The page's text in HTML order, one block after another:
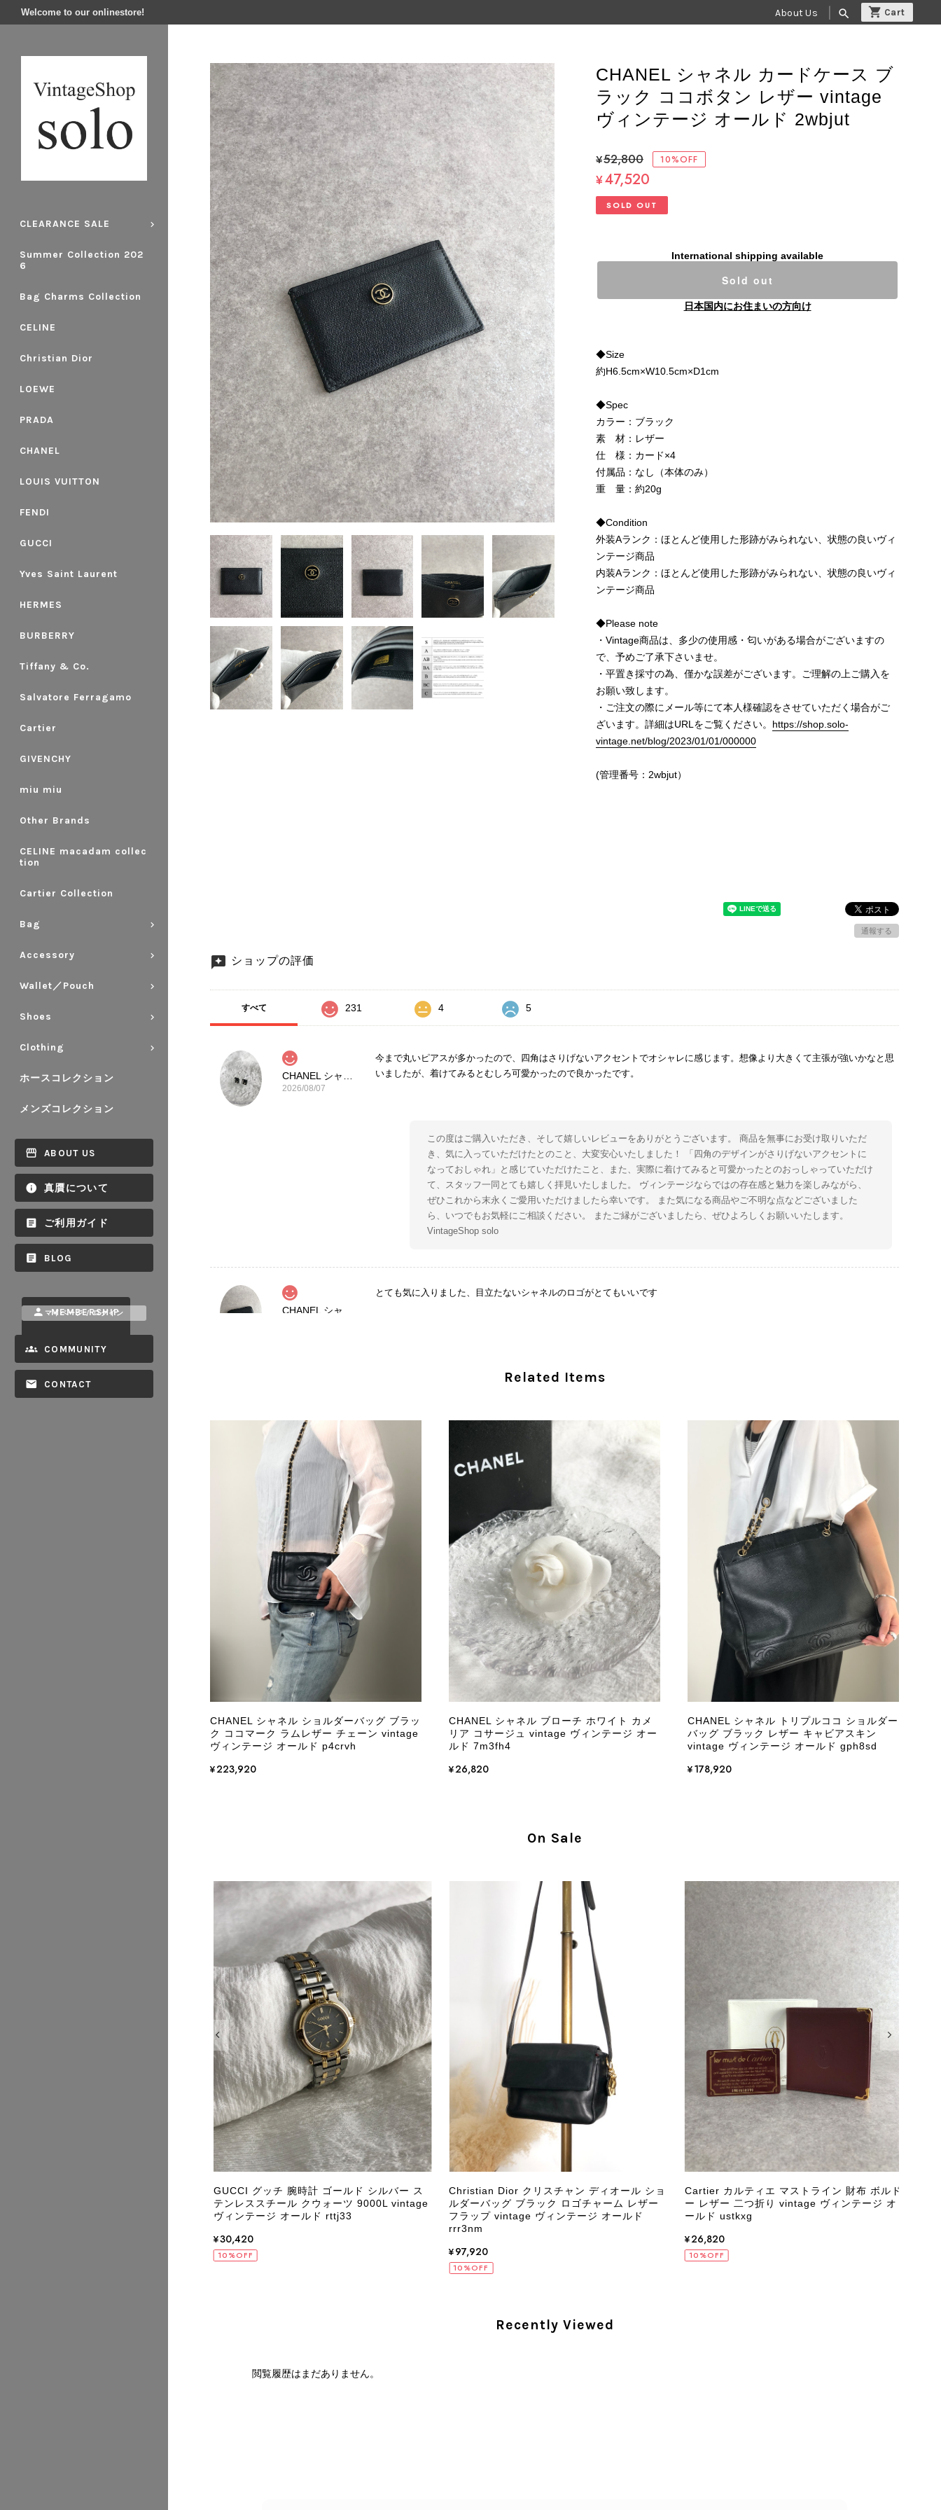
Welcome to our onlinestore! About Us search
CLEARANCE SALE
Summer Collection 202
6
Bag Charms Collection
CELINE
Christian Dior
LOEWE
PRADA
CHANEL
LOUIS VUITTON
FENDI
GUCCI
Yves Saint Laurent
HERMES
BURBERRY
Tiffany & Co.
Salvatore Ferragamo
Cartier
GIVENCHY
miu miu
Other Brands
CELINE macadam collec
tion
Cartier Collection
Bag
Accessory
Wallet／Pouch
Shoes
Clothing
ホースコレクション
メンズコレクション
ABOUT US
真贋について
ご利用ガイド
BLOG
MEMBERSHIP
マイページ / ログイン
COMMUNITY
CONTACT
CHANEL シャネル カードケース ブ
ラック ココボタン レザー vintage
ヴィンテージ オールド 2wbjut
¥52,800 10%OFF
¥47,520
SOLD OUT
International shipping available
Sold out
日本国内にお住まいの方向け
◆Size
約H6.5cm×W10.5cm×D1cm
◆Spec
カラー：ブラック
素 材：レザー
仕 様：カード×4
付属品：なし（本体のみ）
重 量：約20g
◆Condition
外装Aランク：ほとんど使用した形跡がみられない、状態の良いヴィ
ンテージ商品
内装Aランク：ほとんど使用した形跡がみられない、状態の良いヴィ
ンテージ商品
◆Please note
・Vintage商品は、多少の使用感・匂いがある場合がございますの
で、予めご了承下さいませ。
・平置き採寸の為、僅かな誤差がございます。ご理解の上ご購入を
お願い致します。
・ご注文の際にメール等にて本人様確認をさせていただく場合がご
ざいます。詳細はURLをご覧ください。 https://shop.solo-
vintage.net/blog/2023/01/01/000000
(管理番号：2wbjut）
通報する
ショップの評価
すべて 231 4 5
2026/08/07
今まで丸いピアスが多かったので、四角はさりげないアクセントでオシャレに感じます。想像より大きくて主張が強いかなと思
いましたが、着けてみるとむしろ可愛かったので良かったです。
この度はご購入いただき、そして嬉しいレビューをありがとうございます。 商品を無事にお受け取りいただ
き、気に入っていただけたとのこと、大変安心いたしました！ 「四角のデザインがさりげないアクセントに
なっておしゃれ」と感じていただけたこと、また、実際に着けてみると可愛かったとのおっしゃっていただけ
て、スタッフ一同とても嬉しく拝見いたしました。 ヴィンテージならではの存在感と魅力を楽しみながら、
ぜひこれから末永くご愛用いただけましたら幸いです。 また気になる商品やご不明な点などございました
ら、いつでもお気軽にご相談ください。 またご縁がございましたら、ぜひよろしくお願いいたします。
VintageShop solo
とても気に入りました、目立たないシャネルのロゴがとてもいいです
この度はご購入いただき、そして素敵なレビューをありがとうございます。 商品を無事にお受け取りいただ
ましたら幸いです。 また気になる商品やご不明な点などございましたら、いつでもお気軽にご相談くださ
い。 またご縁がございましたら、ぜひよろしくお願いいたします。 VintageShop solo
CELINE セリーヌ ブレスレット シルバー トリオンフ ホースビット SILVER925 vintage ヴィンテージ オールド 7f8hjn
2026/08/05
CELINE セリーヌ ショルダーバッグ ブラック ガンチーニ レザー 2way vintage ヴィンテージ オールド nifgs8
2026/08/01
外装内装ともにAランクの商品を購入しました。 しかし、実際に届いた商品は、写真には写っていない内側の蛇腹部分と全面ポ
ケットにカビがびっしりと生えていました。 とてもAランクとは思えない状態で、見た瞬間に気持ち悪さを感じ、とても使用で
きる状態ではありません。 ヴィンテージ品であることは理解しており、多少の経年劣化は承知のうえで購入しています。 しか
し、このような状態であれば、商品説明や掲載写真で事前に明記していただくべきだと思います。 実は以前こちらで購入した際
にも、写真には写っていない内側部分に目立つ汚れがありました。 そのときはたまたまだと思っていましたが、今回も掲載内容
だけでは判断できない状態の商品が届きとても残念です。 決して安い買い物ではなかったため、ショックも大きかったです。
私は今後こちらで購入することはないですが、同じような思いをする購入者が出ないよう、商品の状態をより正確に記載し、見
えない部分も含めて写真や説明で分かるよう改善していただきたいです。
この度は、楽しみにお待ちいただいた商品で、衛生面へのご不安を含め、残念な思いをおかけしましたこと、
心よりお詫び申し上げます。お受け取りになった際のお気持ちを思うと、大変心苦しく感じております。 今
回の商品につきましては、当店よりご連絡のうえ、返品・返金を含め、責任をもって対応してまいります。
確認された場合には、当店の検品時の見落としとして真摯に受け止め、検品方法と状態の伝え方を改めて見直
Salvatore Ferragamo サルヴァトーレ フェラガモ ショルダーバッグ ブラウン ガンチーニ スエード ワンショルダーバッグ vintage ヴィンテージ オールド dgh7fy
2026/07/30
商品が直ぐに届きました。思った以上に素敵なお品でした。またご縁が有りましたら宜しくお願い致します。
この度はご購入いただき、そして素敵なレビューをありがとうございます。 商品を無事にお受け取りいただ
き、また迅速にお届けできたとのこと、大変安心いたしました！ さらに、「思った以上に素敵なお品でし
た」とのお言葉をいただき、スタッフ一同とても嬉しく、何よりの励みになります。 ぜひこちらの商品を末
永くご愛用いただけましたら幸いです。 また気になる商品やご不明な点などございましたら、いつでもお気
軽にご相談ください。 またご縁がございましたら、ぜひよろしくお願いいたします。 VintageShop solo
PRADA プラダ VITELLO PHENIX ショルダーバッグ ブラウン ロゴ レザー 2WAY BL0805 vintage ヴィンテージ オールド 2rpjby
2026/07/23
Related Items
CHANEL シャネル ショルダーバッグ ブラッ
ク ココマーク ラムレザー チェーン vintage
ヴィンテージ オールド p4crvh
¥223,920
CHANEL シャネル ブローチ ホワイト カメ
リア コサージュ vintage ヴィンテージ オー
ルド 7m3fh4
¥26,820
CHANEL シャネル トリプルココ ショルダー
バッグ ブラック レザー キャビアスキン
vintage ヴィンテージ オールド gph8sd
¥178,920
On Sale
GUCCI グッチ 腕時計 ゴールド シルバー ス
テンレススチール クウォーツ 9000L vintage
ヴィンテージ オールド rttj33
¥30,420
10%OFF
Christian Dior クリスチャン ディオール ショ
ルダーバッグ ブラック ロゴチャーム レザー
フラップ vintage ヴィンテージ オールド
rrr3nm
¥97,920
10%OFF
Cartier カルティエ マストライン 財布 ボルド
ー レザー 二つ折り vintage ヴィンテージ オ
ールド ustkxg
¥26,820
10%OFF
Recently Viewed
閲覧履歴はまだありません。